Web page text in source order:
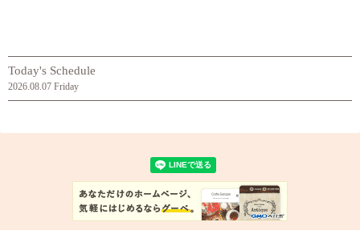
Today's Schedule
2026.08.07 Friday